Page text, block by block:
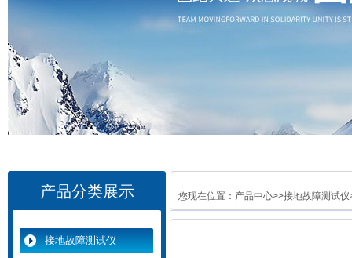
产品分类展示
接地故障测试仪
您现在位置： 产品中心>>接地故障测试仪